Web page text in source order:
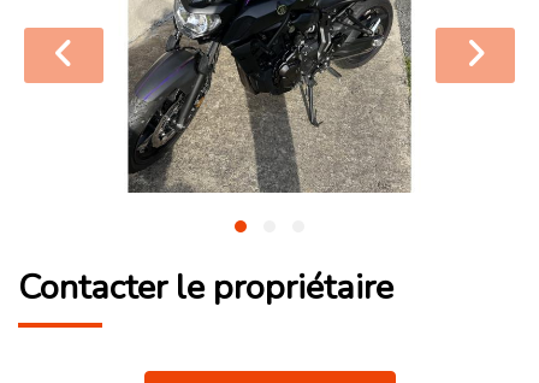
Contacter le propriétaire